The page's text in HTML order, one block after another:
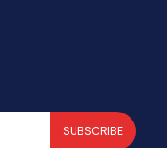
SUBSCRIBE